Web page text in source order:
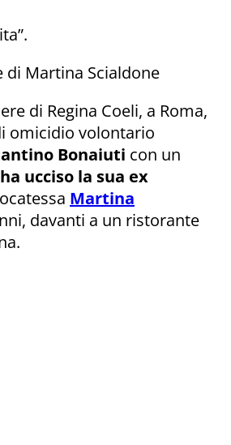
di Martina Scialdone
di Regina Coeli, a Roma,
omicidio volontario
Bonaiuti con un
ha ucciso la sua ex
Martina
davanti a un ristorante